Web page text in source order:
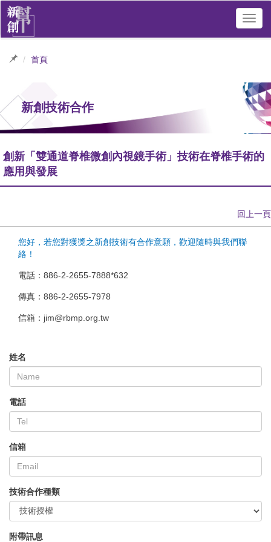
首頁
新創技術合作
創新「雙通道脊椎微創內視鏡手術」技術在脊椎手術的
應用與發展
回上一頁
您好，若您對獲獎之新創技術有合作意願，歡迎隨時與我們聯
絡！
電話：886-2-2655-7888*632
傳真：886-2-2655-7978
信箱：jim@rbmp.org.tw
姓名
電話
信箱
技術合作種類
附帶訊息